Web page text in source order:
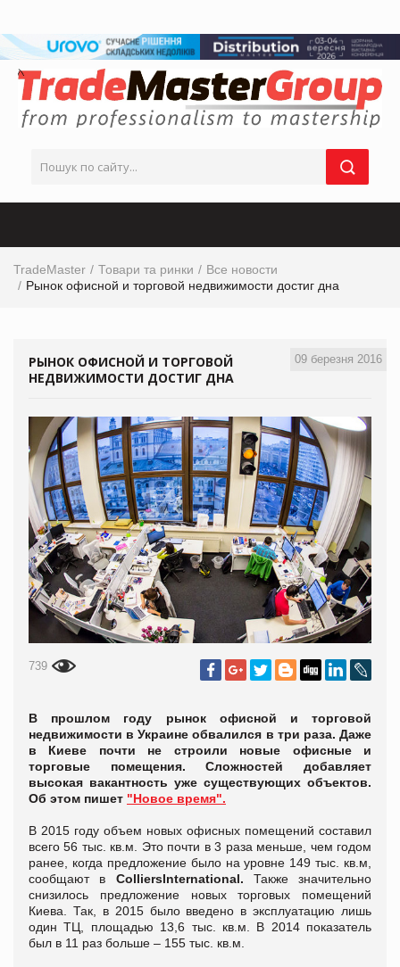
TradeMaster Товари та ринки
Все новости
Рынок офисной и торговой недвижимости достиг дна
09 березня 2016
РЫНОК ОФИСНОЙ И ТОРГОВОЙ
НЕДВИЖИМОСТИ ДОСТИГ ДНА
739
В прошлом году рынок офисной и торговой
недвижимости в Украине обвалился в три раза. Даже
в Киеве почти не строили новые офисные и
торговые помещения. Сложностей добавляет
высокая вакантность уже существующих объектов.
Об этом пишет "Новое время".
В 2015 году объем новых офисных помещений составил
всего 56 тыс. кв.м. Это почти в 3 раза меньше, чем годом
ранее, когда предложение было на уровне 149 тыс. кв.м,
сообщают в ColliersInternational. Также значительно
снизилось предложение новых торговых помещений
Киева. Так, в 2015 было введено в эксплуатацию лишь
один ТЦ, площадью 13,6 тыс. кв.м. В 2014 показатель
был в 11 раз больше – 155 тыс. кв.м.